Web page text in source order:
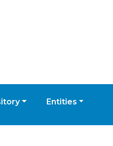
Entities